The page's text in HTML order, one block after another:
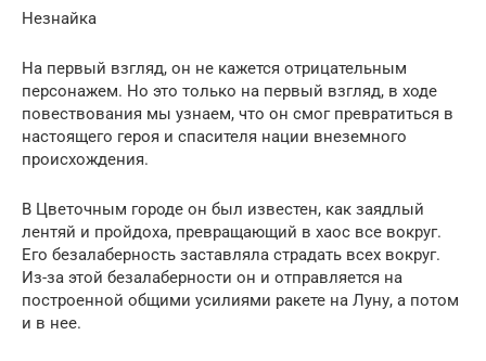
Незнайка
На первый взгляд, он не кажется отрицательным
персонажем. Но это только на первый взгляд, в ходе
повествования мы узнаем, что он смог превратиться в
настоящего героя и спасителя нации внеземного
происхождения.
В Цветочным городе он был известен, как заядлый
лентяй и пройдоха, превращающий в хаос все вокруг.
Его безалаберность заставляла страдать всех вокруг.
Из-за этой безалаберности он и отправляется на
построенной общими усилиями ракете на Луну, а потом
и в нее.